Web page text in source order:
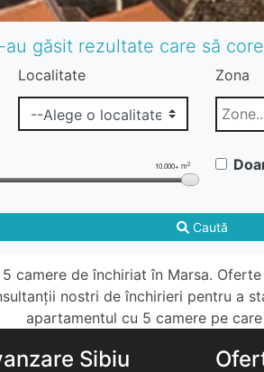
găsit rezultate care să
Localitate Zona
10.000+ m2
Caută
camere de închiriat în Marsa.
nostri de închirieri pentru a
apartamentul cu 5 camere pe
Sibiu